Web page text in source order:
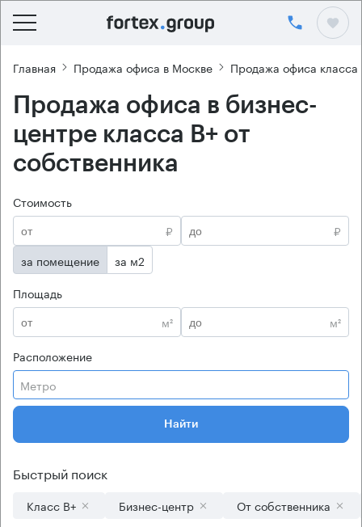
Главная Продажа офиса в Москве Продажа офиса класса
Продажа офиса в бизнес-
центре класса B+ от
собственника
Стоимость
₽
₽
за помещение
за м2
Площадь
м²
м²
Расположение
Метро
Найти
Быстрый поиск
Класс B+ Бизнес-центр От собственника